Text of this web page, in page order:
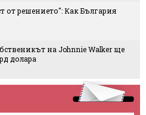
от решението": Как България
на Johnnie Walker ще
долара